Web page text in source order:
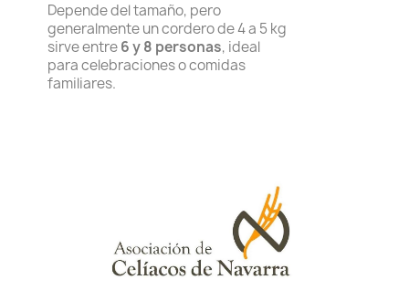
Depende del tamaño, pero
generalmente un cordero de 4 a 5 kg
sirve entre6 y 8 personas, ideal
para celebraciones o comidas
familiares.